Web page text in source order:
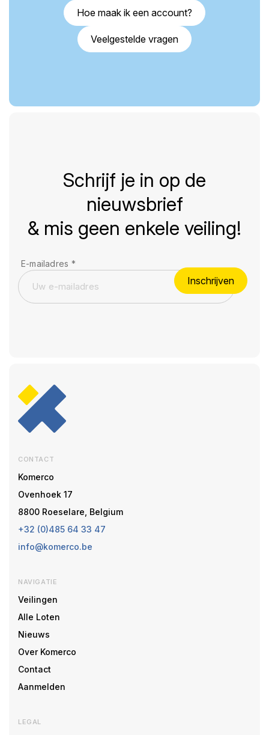
Hoe maak ik een account?
Veelgestelde vragen
Schrijf je in op de
nieuwsbrief
& mis geen enkele veiling!
E-mailadres *
Inschrijven
CONTACT
Komerco
Ovenhoek 17
8800 Roeselare, Belgium
+32 (0)485 64 33 47
info@komerco.be
NAVIGATIE
Veilingen
Alle Loten
Nieuws
Over Komerco
Contact
Aanmelden
LEGAL